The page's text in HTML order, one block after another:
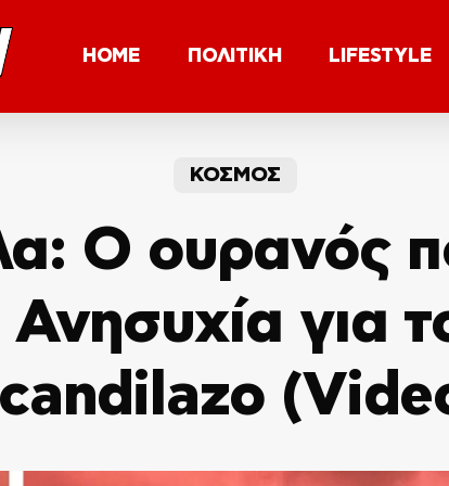
HOME ΠΟΛΙΤΙΚΗ LIFESTYLE
ΚΟΣΜΟΣ
Ο ουρανός
Ανησυχία για
candilazo